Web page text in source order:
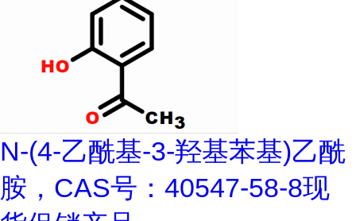
N-(4-乙酰基-3-羟基苯基)乙酰
胺，CAS号：40547-58-8现